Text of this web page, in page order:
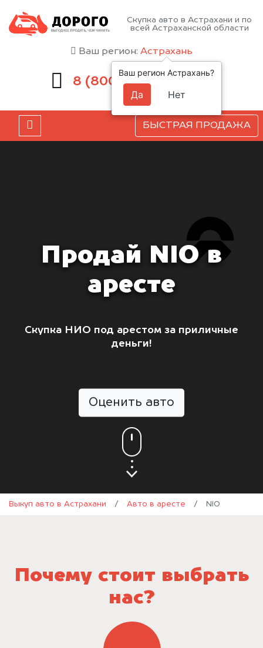
Скупка авто в Астрахани и по
всей Астраханской области
Ваш регион: Астрахань
8 (800)551-81-15
БЫСТРАЯ ПРОДАЖА
Продай NIO в
аресте
Скупка НИО под арестом за приличные
деньги!
Оценить авто
Выкуп авто в Астрахани / Авто в аресте / NIO
Почему стоит выбрать
нас?
Ваш регион Астрахань?
Да Нет